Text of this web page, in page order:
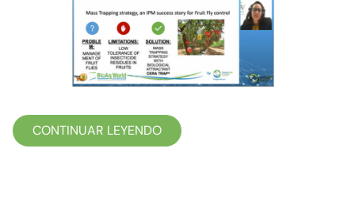
CONTINUAR LEYENDO